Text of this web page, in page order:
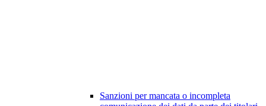
Sanzioni per mancata o incompleta